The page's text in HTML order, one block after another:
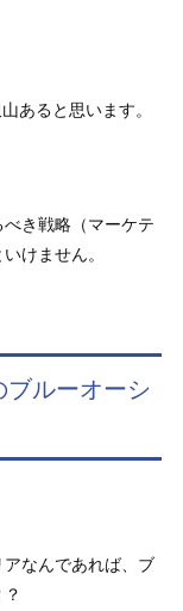
あると思います。
き戦略（マーケテ
けません。
ルーオーシ
なんであれば、ブ